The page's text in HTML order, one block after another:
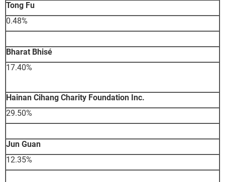
Tong Fu
0.48%
Bharat Bhisé
17.40%
Hainan Cihang Charity Foundation Inc.
29.50%
Jun Guan
12.35%